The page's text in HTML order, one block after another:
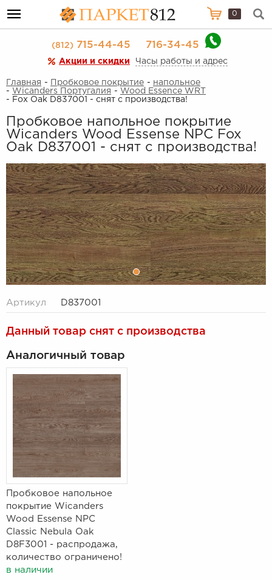
0
(812)715-44-45 716-34-45
Акции и скидки Часы работы и адрес
Главная - Пробковое покрытие - напольное
- Wicanders Португалия - Wood Essence WRT
- Fox Oak D837001 - снят с производства!
Пробковое напольное покрытие
Wicanders Wood Essense NPC Fox
Oak D837001 - снят с производства!
Артикул D837001
Данный товар снят с производства
Аналогичный товар
Пробковое напольное
покрытие Wicanders
Wood Essense NPC
Classic Nebula Oak
D8F3001 - распродажа,
количество ограничено!
в наличии